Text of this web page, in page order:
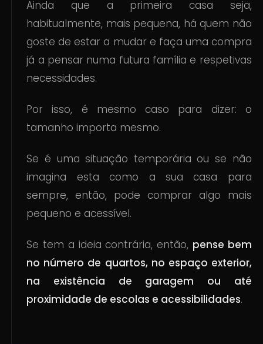
Ainda que a primeira casa seja,
habitualmente, mais pequena, há quem não
goste de estar a mudar e faça uma compra
já a pensar numa futura família e respetivas
necessidades.
Por isso, é mesmo caso para dizer: o
tamanho importa mesmo.
Se é uma situação temporária ou se não
imagina esta como a sua casa para
sempre, então, pode comprar algo mais
pequeno e acessível.
Se tem a ideia contrária, então, pense bem
no número de quartos, no espaço exterior,
na existência de garagem ou até
proximidade de escolas e acessibilidades.